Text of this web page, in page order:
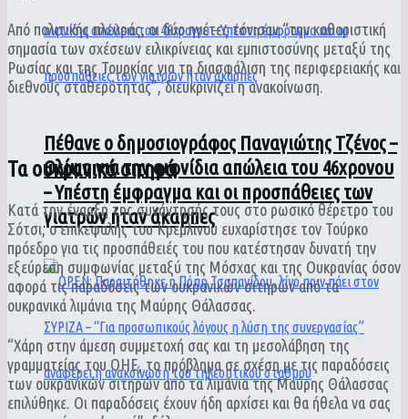
Πέθανε ο δημοσιογράφος Παναγιώτης Τζένος –
Θλίψη για την αιφνίδια απώλεια του 46χρονου
– Υπέστη έμφραγμα και οι προσπάθειες των
γιατρών ήταν άκαρπες
Από πολιτικής πλευράς, οι δύο ηγέτες τόνισαν “την καθοριστική
σημασία των σχέσεων ειλικρίνειας και εμπιστοσύνης μεταξύ της
Ρωσίας και της Τουρκίας για τη διασφάλιση της περιφερειακής και
διεθνούς σταθερότητας”, διευκρινίζει η ανακοίνωση.
Τα ουκρανικά σιτηρά
Κατά την έναρξη της συνάντησής τους στο ρωσικό θέρετρο του
Σότσι, ο επικεφαλής του Κρεμλίνου ευχαρίστησε τον Τούρκο
πρόεδρο για τις προσπάθειές του που κατέστησαν δυνατή την
εξεύρεση συμφωνίας μεταξύ της Μόσχας και της Ουκρανίας όσον
αφορά τις παραδόσεις των ουκρανικών σιτηρών από τα
ουκρανικά λιμάνια της Μαύρης Θάλασσας.
“Χάρη στην άμεση συμμετοχή σας και τη μεσολάβηση της
γραμματείας του ΟΗΕ, το πρόβλημα σε σχέση με τις παραδόσεις
των ουκρανικών σιτηρών από τα λιμάνια της Μαύρης Θάλασσας
επιλύθηκε. Οι παραδόσεις έχουν ήδη αρχίσει και θα ήθελα να σας